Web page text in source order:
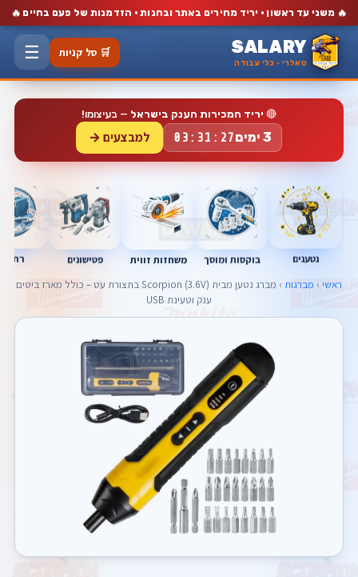
🔥 משני עד ראשון · יריד מחירים באתר ובחנות · הזדמנות של פעם בחיים 🔥
SALARY
סאלרי · כלי עבודה
🛒 סל קניות ☰
🔴 יריד המכירות הענק בישראל — בעיצומו!
3 ימים 03:31:26 למבצעים →
נטענים בוקסות ומוסך משחזות זווית פטישונים
ראשי › מברגות
› מברג נטען מבית Scorpion (3.6V) בתצורת עט – כולל מארז ביטים
ענק וטעינת USB